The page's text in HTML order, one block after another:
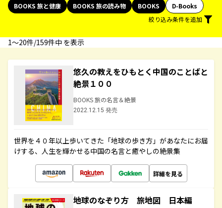
BOOKS 旅と健康
BOOKS 旅の読み物 BOOKS
D-Books
絞り込み条件を追加
1〜20件/159件中 を表示
悠久の教えをひもとく中国のことばと
絶景１００
BOOKS 旅の名言＆絶景
2022.12.15 発売
世界を４０年以上歩いてきた「地球の歩き方」があなたにお届
けする、人生を輝かせる中国の名言と癒やしの絶景集
詳細を見る
地球のなぞり方 旅地図 日本編